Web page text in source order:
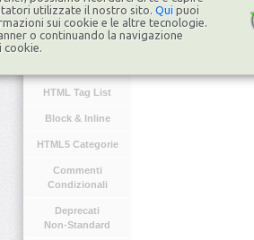
HTML
HTML Tag List
Block & Inline
HTML5 Categorie
Commenti
Condizionali
Deprecati
Non-Standard
utilizzate il nostro sito. Qui puoi
sui cookie e le altre tecnologie.
o continuando la navigazione
cookie.